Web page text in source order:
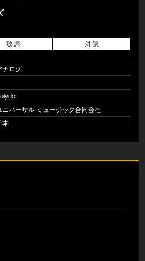
歌 詞 対 訳
ナログ
ニバーサル ミュージック合同会社
本